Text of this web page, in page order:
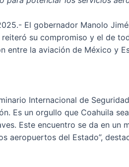
El gobernador Manolo
reiteró su compromiso y el de
entre la aviación de México y
Internacional de
Es un orgullo que Coahuila
Este encuentro se da en
aeropuertos del Estado”,